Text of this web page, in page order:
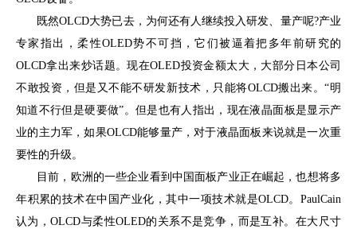
既然OLCD大势已去，为何还有人继续投入研发、量产呢?产业
专家指出，柔性OLED势不可挡，它们被逼着把多年前研究的
OLCD拿出来炒话题。现在OLED投资金额太大，大部分日本公司
不敢投资，但是又不能不研发新技术，只能将OLCD搬出来。“明
知道不行但是硬要做”。但是也有人指出，现在液晶面板是显示产
业的主力军，如果OLCD能够量产，对于液晶面板来说就是一次重
要性的升级。
目前，欧洲的一些企业看到中国面板产业正在崛起，也想将多
年积累的技术在中国产业化，其中一项技术就是OLCD。PaulCain
认为，OLCD与柔性OLED的关系不是竞争，而是互补。在大尺寸